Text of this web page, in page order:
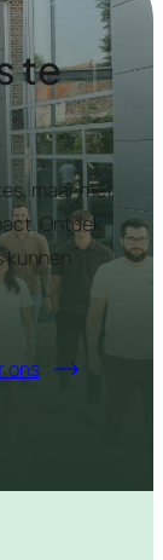
te
maar met
Ontdek
kunnen
ons